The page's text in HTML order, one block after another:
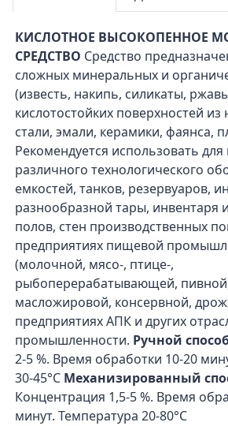
КИСЛОТНОЕ ВЫСОКОПЕННОЕ
СРЕДСТВО Средство
сложных минеральных и
(известь, накипь, силикаты,
кислотостойких поверхностей
стали, эмали, керамики, фаянса,
Рекомендуется использовать
различного технологического
емкостей, танков, резервуаров,
разнообразной тары, инвентаря
полов, стен производственных
предприятиях пищевой
(молочной, мясо-, птице-,
рыбоперерабатывающей,
масложировой, консервной,
предприятиях АПК и других
промышленности. Ручной
2-5 %. Время обработки 10-20
30-45°С Механизированный
Концентрация 1,5-5 %. Время
минут. Температура 20-80°С